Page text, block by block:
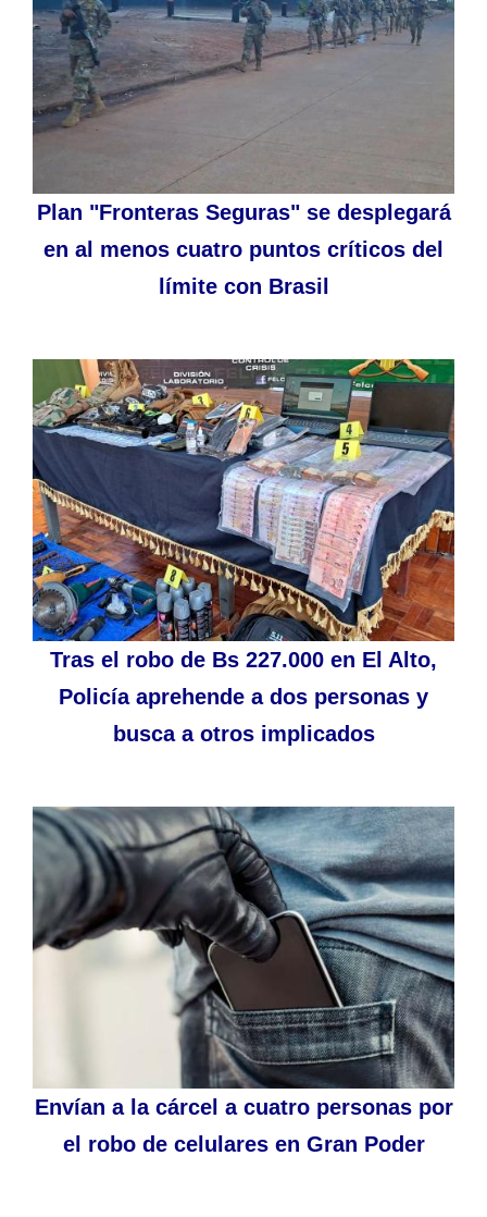
Plan "Fronteras Seguras" se desplegará
en al menos cuatro puntos críticos del
límite con Brasil
Tras el robo de Bs 227.000 en El Alto,
Policía aprehende a dos personas y
busca a otros implicados
Envían a la cárcel a cuatro personas por
el robo de celulares en Gran Poder